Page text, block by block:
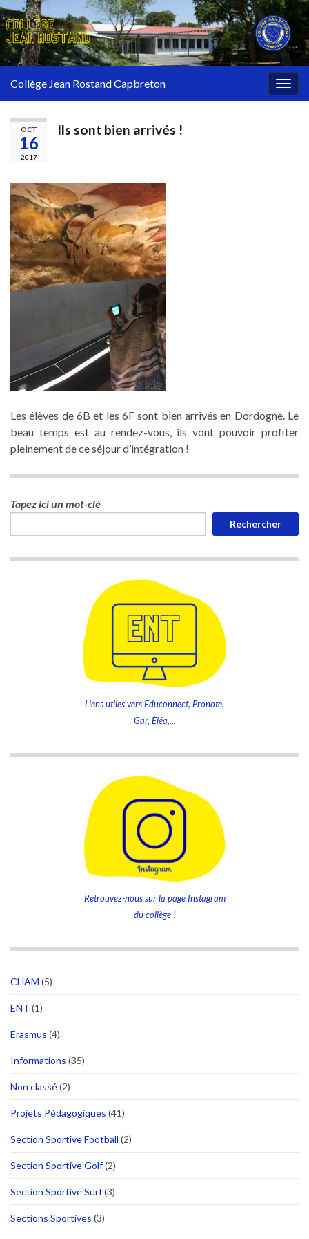
Collège Jean Rostand Capbreton
OCT
16
2017
Ils sont bien arrivés !
Les élèves de 6B et les 6F sont bien arrivés en Dordogne. Le
beau temps est au rendez-vous, ils vont pouvoir profiter
pleinement de ce séjour d’intégration !
Tapez ici un mot-clé
Rechercher
Liens utiles vers Educonnect, Pronote,
Gar, Éléa,...
Retrouvez-nous sur la page Instagram
du collège !
CHAM (5)
ENT (1)
Erasmus (4)
Informations (35)
Non classé(2)
Projets Pédagogiques (41)
Section Sportive Football (2)
Section Sportive Golf(2)
Section Sportive Surf(3)
Sections Sportives (3)